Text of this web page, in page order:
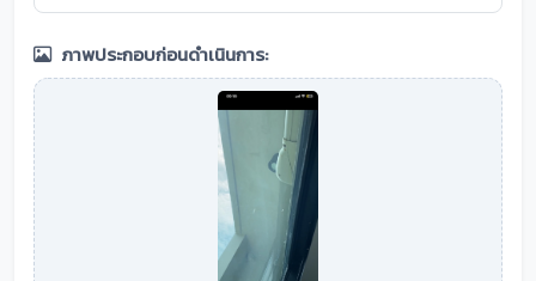
ภาพประกอบก่อนดำเนินการ: